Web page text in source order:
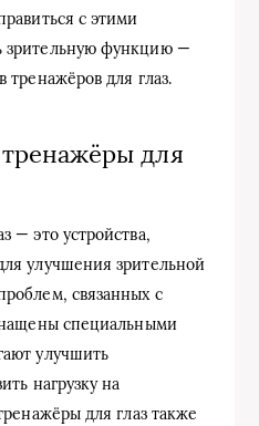
с этими
зрительную функцию —
тренажёров для глаз.
для
— это устройства,
улучшения зрительной
связанных с
специальными
улучшить
нагрузку на
для глаз также